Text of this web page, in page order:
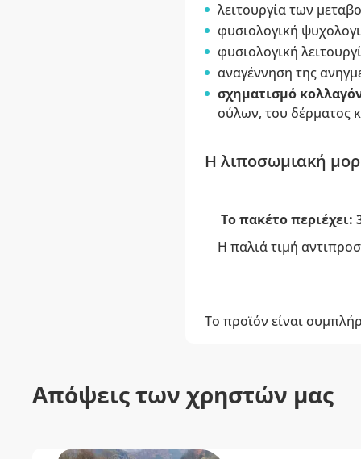
λειτουργία των
φυσιολογική
φυσιολογική
αναγέννηση της
σχηματισμό
ούλων, του δέρματος
Η λιποσωμιακή
Το πακέτο περιέχει:
Η παλιά τιμή
Το προϊόν είναι
Απόψεις των χρηστών μας